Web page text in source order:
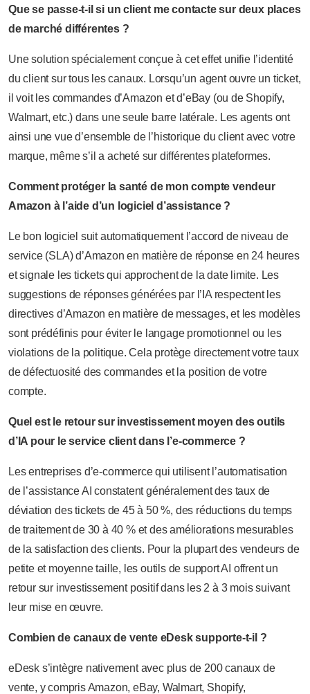
Que se passe-t-il si un client me contacte sur deux places
de marché différentes ?
Une solution spécialement conçue à cet effet unifie l’identité
du client sur tous les canaux. Lorsqu’un agent ouvre un ticket,
il voit les commandes d’Amazon et d’eBay (ou de Shopify,
Walmart, etc.) dans une seule barre latérale. Les agents ont
ainsi une vue d’ensemble de l’historique du client avec votre
marque, même s’il a acheté sur différentes plateformes.
Comment protéger la santé de mon compte vendeur
Amazon à l’aide d’un logiciel d’assistance ?
Le bon logiciel suit automatiquement l’accord de niveau de
service (SLA) d’Amazon en matière de réponse en 24 heures
et signale les tickets qui approchent de la date limite. Les
suggestions de réponses générées par l’IA respectent les
directives d’Amazon en matière de messages, et les modèles
sont prédéfinis pour éviter le langage promotionnel ou les
violations de la politique. Cela protège directement votre taux
de défectuosité des commandes et la position de votre
compte.
Quel est le retour sur investissement moyen des outils
d’IA pour le service client dans l’e-commerce ?
Les entreprises d’e-commerce qui utilisent l’automatisation
de l’assistance AI constatent généralement des taux de
déviation des tickets de 45 à 50 %, des réductions du temps
de traitement de 30 à 40 % et des améliorations mesurables
de la satisfaction des clients. Pour la plupart des vendeurs de
petite et moyenne taille, les outils de support AI offrent un
retour sur investissement positif dans les 2 à 3 mois suivant
leur mise en œuvre.
Combien de canaux de vente eDesk supporte-t-il ?
eDesk s’intègre nativement avec plus de 200 canaux de
vente, y compris Amazon, eBay, Walmart, Shopify,